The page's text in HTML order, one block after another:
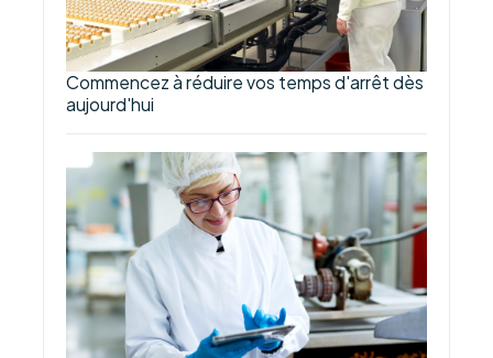
Commencez à réduire vos temps d'arrêt dès
aujourd'hui